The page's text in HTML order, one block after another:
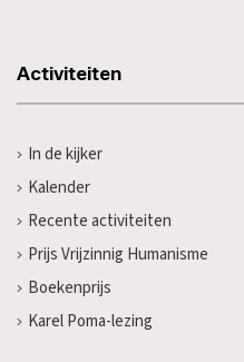
Activiteiten
In de kijker
Kalender
Recente activiteiten
Prijs Vrijzinnig Humanisme
Boekenprijs
Karel Poma-lezing